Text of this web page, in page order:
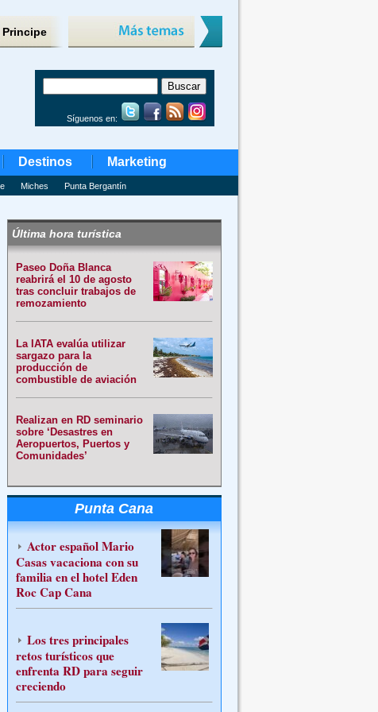
Principe
Síguenos en:
Destinos Marketing
Miches Punta Bergantín
Última hora turística
Paseo Doña Blanca
reabrirá el 10 de agosto
tras concluir trabajos de
remozamiento
La IATA evalúa utilizar
sargazo para la
producción de
combustible de aviación
Realizan en RD seminario
sobre ‘Desastres en
Aeropuertos, Puertos y
Comunidades’
Punta Cana
Actor español Mario
Casas vacaciona con su
familia en el hotel Eden
Roc Cap Cana
Los tres principales
retos turísticos que
enfrenta RD para seguir
creciendo